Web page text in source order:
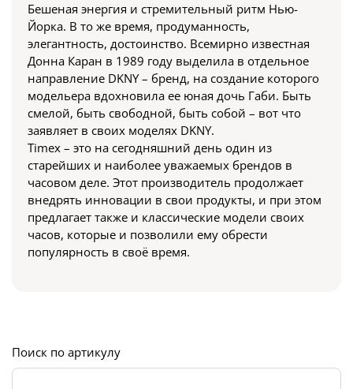
Бешеная энергия и стремительный ритм Нью-
Йорка. В то же время, продуманность,
элегантность, достоинство. Всемирно известная
Донна Каран в 1989 году выделила в отдельное
направление DKNY – бренд, на создание которого
модельера вдохновила ее юная дочь Габи. Быть
смелой, быть свободной, быть собой – вот что
заявляет в своих моделях DKNY.
Timex – это на сегодняшний день один из
старейших и наиболее уважаемых брендов в
часовом деле. Этот производитель продолжает
внедрять инновации в свои продукты, и при этом
предлагает также и классические модели своих
часов, которые и позволили ему обрести
популярность в своё время.
Поиск по артикулу